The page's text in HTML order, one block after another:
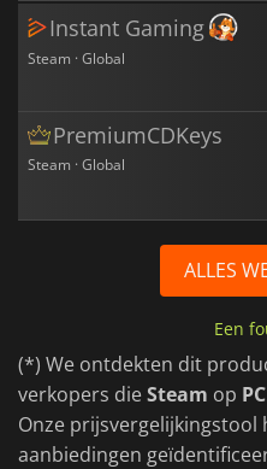
Instant Gaming
Steam · Global
PremiumCDKeys
Steam · Global
ALLES
Een
(*) We ontdekten dit
verkopers dieSteam op PC
Onze prijsvergelijkingstool
aanbiedingen